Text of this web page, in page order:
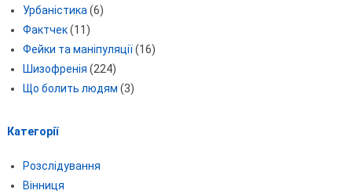
Урбаністика(6)
Фактчек(11)
Фейки та маніпуляції(16)
Шизофренія (224)
Що болить людям (3)
Категорії
Розслідування
Вінниця